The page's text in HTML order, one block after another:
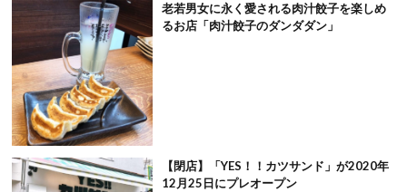
老若男女に永く愛される肉汁餃子を楽しめ
るお店「肉汁餃子のダンダダン」
【閉店】「YES！！カツサンド」が2020年
12月25日にプレオープン